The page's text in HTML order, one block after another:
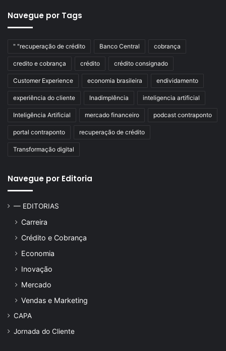
Navegue por Tags
" "recuperação de crédito Banco Central cobrança
credito e cobrança crédito crédito consignado
Customer Experience economia brasileira endividamento
experiência do cliente Inadimplência inteligencia artificial
Inteligência Artificial mercado financeiro podcast contraponto
portal contraponto recuperação de crédito
Transformação digital
Navegue por Editoria
— EDITORIAS
Carreira
Crédito e Cobrança
Economia
Inovação
Mercado
Vendas e Marketing
CAPA
Jornada do Cliente